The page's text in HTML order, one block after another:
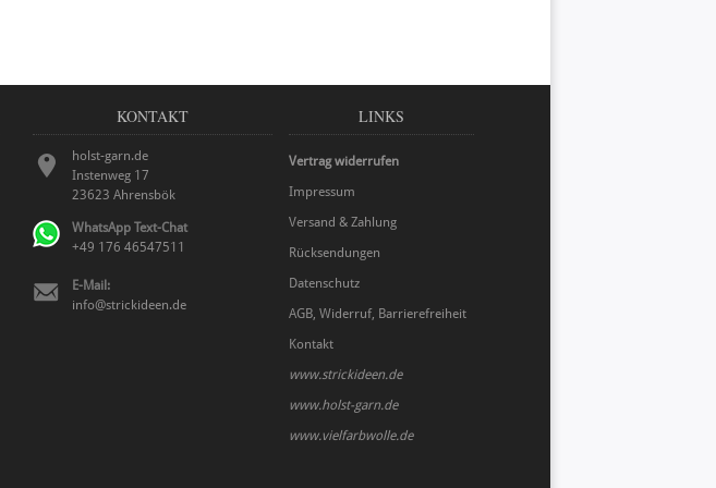
KONTAKT
holst-garn.de
Instenweg 17
23623 Ahrensbök
WhatsApp Text-Chat
+49 176 46547511
E-Mail:
info@strickideen.de
LINKS
Vertrag widerrufen
Impressum
Versand & Zahlung
Rücksendungen
Datenschutz
AGB, Widerruf, Barrierefreiheit
Kontakt
www.strickideen.de
www.holst-garn.de
www.vielfarbwolle.de